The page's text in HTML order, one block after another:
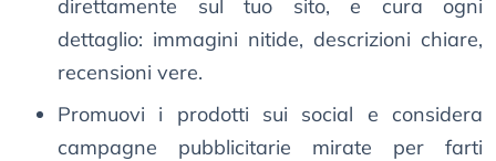
direttamente sul tuo sito, e cura ogni
dettaglio: immagini nitide, descrizioni chiare,
recensioni vere.
Promuovi i prodotti sui social e considera
campagne pubblicitarie mirate per farti